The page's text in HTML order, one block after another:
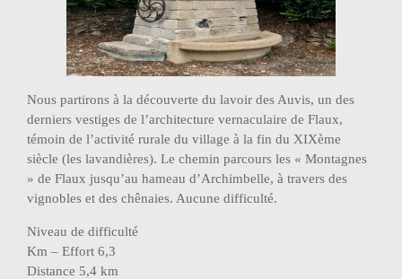
Nous partirons à la découverte du lavoir des Auvis, un des
derniers vestiges de l’architecture vernaculaire de Flaux,
témoin de l’activité rurale du village à la fin du XIXème
siècle (les lavandières). Le chemin parcours les « Montagnes
» de Flaux jusqu’au hameau d’Archimbelle, à travers des
vignobles et des chênaies. Aucune difficulté.
Niveau de difficulté
Km – Effort 6,3
Distance 5,4 km